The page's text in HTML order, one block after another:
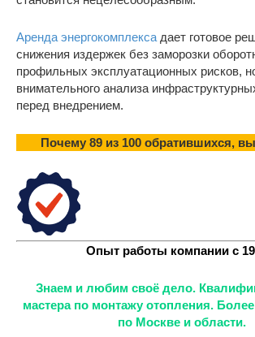
Аренда энергокомплекса дает готовое
снижения издержек без заморозки
профильных эксплуатационных рисков,
внимательного анализа
перед внедрением.
Почему 89 из 100 обратившихся,
Опыт работы компании с
Знаем и любим своё дело.
мастера по монтажу отопления. Более
по Москве и области.